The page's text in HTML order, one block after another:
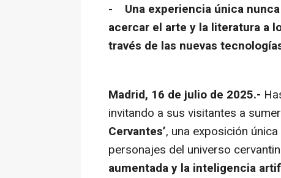
- Una experiencia única
acercar el arte y la literatura a
través de las nuevas
Madrid, 16 de julio de 2025.-
invitando a sus visitantes a
Cervantes’, una exposición
personajes del universo
aumentada y la inteligencia